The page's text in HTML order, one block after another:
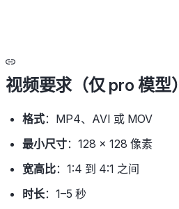
视频要求（仅 pro 模型）
格式：MP4、AVI 或 MOV
最小尺寸：128 × 128 像素
宽高比：1:4 到 4:1 之间
时长：1–5 秒